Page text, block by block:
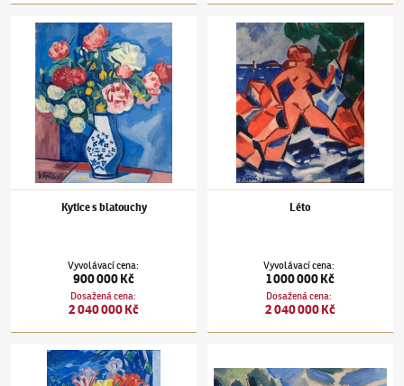
Václav Špála(1885–1946)Kytice s blatouchy
Kytice s blatouchy
Vyvolávací cena:
900 000 Kč
Dosažená cena:
2 040 000 Kč
Václav Špála(1885–1946)Léto
Léto
Vyvolávací cena:
1 000 000 Kč
Dosažená cena:
2 040 000 Kč
Václav Špála(1885–1946)Kytice ve džbánu